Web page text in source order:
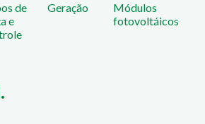
de
e
Geração
Módulos
fotovoltáicos